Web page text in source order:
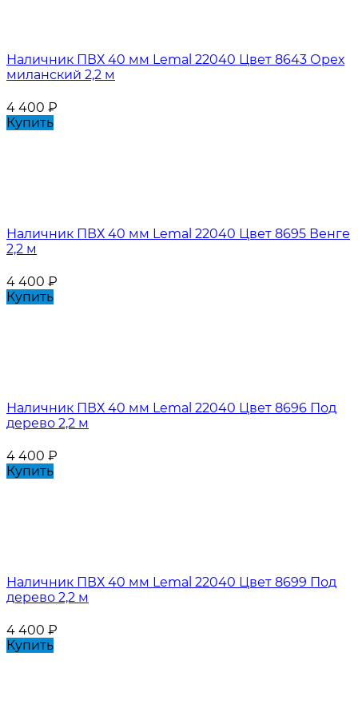
Наличник ПВХ 40 мм Lemal 22040 Цвет 8643 Орех
миланский 2,2 м
4 400 ₽
Купить
Наличник ПВХ 40 мм Lemal 22040 Цвет 8695 Венге
2,2 м
4 400 ₽
Купить
Наличник ПВХ 40 мм Lemal 22040 Цвет 8696 Под
дерево 2,2 м
4 400 ₽
Купить
Наличник ПВХ 40 мм Lemal 22040 Цвет 8699 Под
дерево 2,2 м
4 400 ₽
Купить